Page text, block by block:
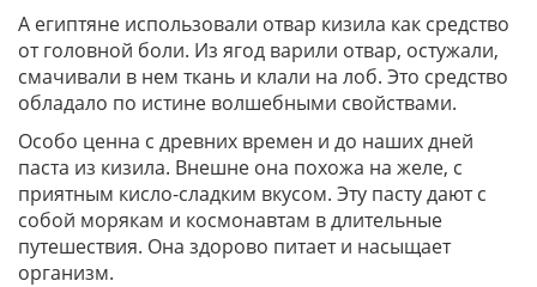
А египтяне использовали отвар кизила как средство
от головной боли. Из ягод варили отвар, остужали,
смачивали в нем ткань и клали на лоб. Это средство
обладало по истине волшебными свойствами.
Особо ценна с древних времен и до наших дней
паста из кизила. Внешне она похожа на желе, с
приятным кисло-сладким вкусом. Эту пасту дают с
собой морякам и космонавтам в длительные
путешествия. Она здорово питает и насыщает
организм.